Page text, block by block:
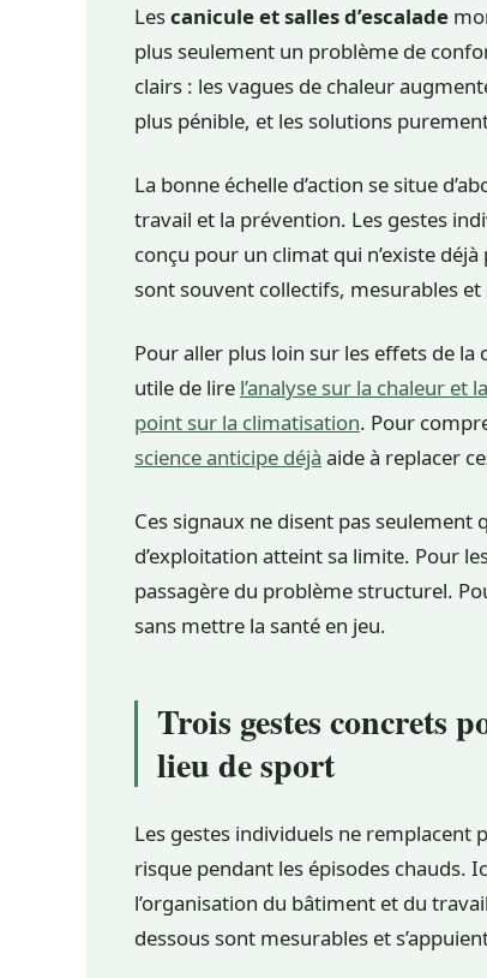
Lescanicule et salles d’escalade
plus seulement un problème de
clairs : les vagues de chaleur
plus pénible, et les solutions
La bonne échelle d’action se situe
travail et la prévention. Les gestes
conçu pour un climat qui n’existe
sont souvent collectifs, mesurables
Pour aller plus loin sur les effets de
utile de lire l’analyse sur la chaleur et
point sur la climatisation. Pour
science anticipe déjà aide à replacer
Ces signaux ne disent pas seulement
d’exploitation atteint sa limite. Pour
passagère du problème structurel.
sans mettre la santé en jeu.
Trois gestes concrets
lieu de sport
Les gestes individuels ne remplacent
risque pendant les épisodes chauds.
l’organisation du bâtiment et du
dessous sont mesurables et